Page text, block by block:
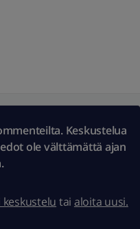
Keskustelua
ole välttämättä ajan
tai aloita uusi.